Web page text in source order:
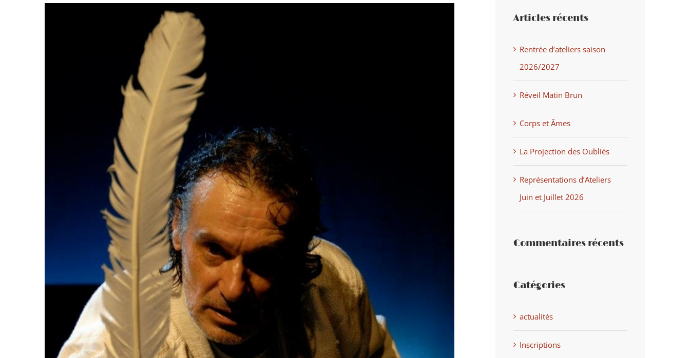
9
Articles récents
Rentrée d’ateliers saison
2026/2027
Réveil Matin Brun
Corps et Âmes
La Projection des Oubliés
Représentations d’Ateliers
Juin et Juillet 2026
Commentaires récents
Catégories
actualités
Inscriptions